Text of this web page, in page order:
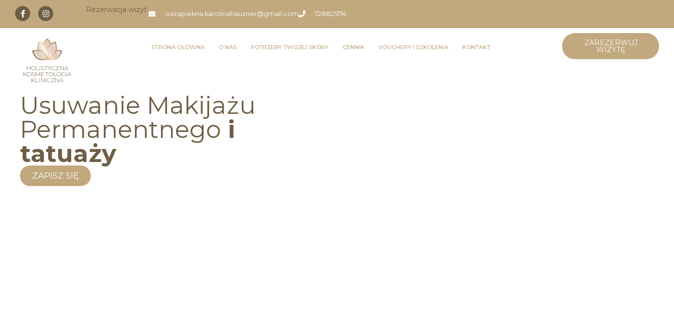
Rezerwacja wizyt: oazapiekna.karolinahauzner@gmail.com 728825174
HOLISTYCZNA
KOSMETOLOGIA
KLINICZNA
STRONA GŁÓWNA O NAS POTRZEBY TWOJEJ SKÓRY CENNIK VOUCHERY I SZKOLENIA KONTAKT ZAREZERWUJ
WIZYTĘ
Usuwanie Makijażu
Permanentnego i
tatuaży
ZAPISZ SIĘ